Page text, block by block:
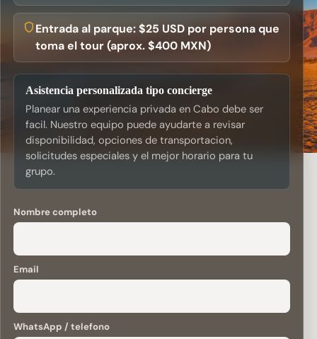
Entrada al parque: $25 USD por persona que
toma el tour (aprox. $400 MXN)
Asistencia personalizada tipo concierge
Planear una experiencia privada en Cabo debe ser
facil. Nuestro equipo puede ayudarte a revisar
disponibilidad, opciones de transportacion,
solicitudes especiales y el mejor horario para tu
grupo.
Nombre completo
Email
WhatsApp / telefono